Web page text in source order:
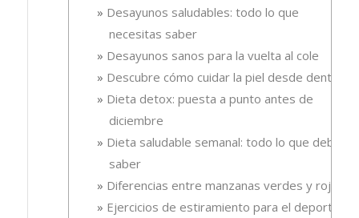
Desayunos saludables: todo lo que
necesitas saber
Desayunos sanos para la vuelta al cole
Descubre cómo cuidar la piel desde dentro
Dieta detox: puesta a punto antes de
diciembre
Dieta saludable semanal: todo lo que debes
saber
Diferencias entre manzanas verdes y rojas
Ejercicios de estiramiento para el deporte